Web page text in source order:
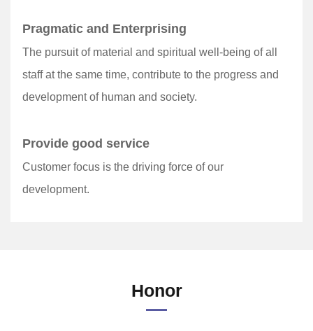
Pragmatic and Enterprising
The pursuit of material and spiritual well-being of all
staff at the same time, contribute to the progress and
development of human and society.
Provide good service
Customer focus is the driving force of our
development.
Honor